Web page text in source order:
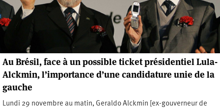
Au Brésil, face à un possible ticket présidentiel Lula-
Alckmin, l’importance d’une candidature unie de la
gauche
Lundi 29 novembre au matin, Geraldo Alckmin [ex-gouverneur de